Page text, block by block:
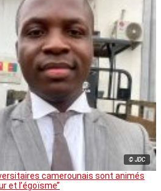
© JDC
camerounais sont animés
et l’égoïsme’’